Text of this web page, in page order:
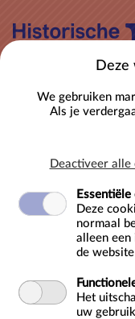
Welkom in onze
Wil je tickets voor een
hieronder jouw keuze.
Deze
We gebruiken
Als je
Deactiveer
Deze
normaal
alleen
de
Het
uw